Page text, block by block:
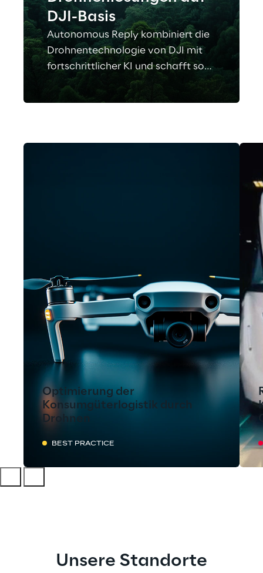
DJI-Basis
Autonomous Reply kombiniert die
Drohnentechnologie von DJI mit
fortschrittlicher KI und schafft so
passgenaue und zukunftsweisende
End-to-End-Lösungen für jeden
Optimierung der
Konsumgüterlogistik durch
Drohnen
BEST PRACTICE
Unsere Standorte